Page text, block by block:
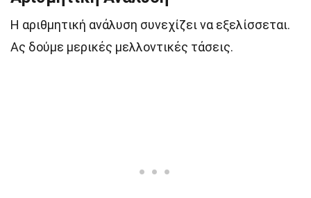
Η αριθμητική ανάλυση συνεχίζει να εξελίσσεται.
Ας δούμε μερικές μελλοντικές τάσεις.